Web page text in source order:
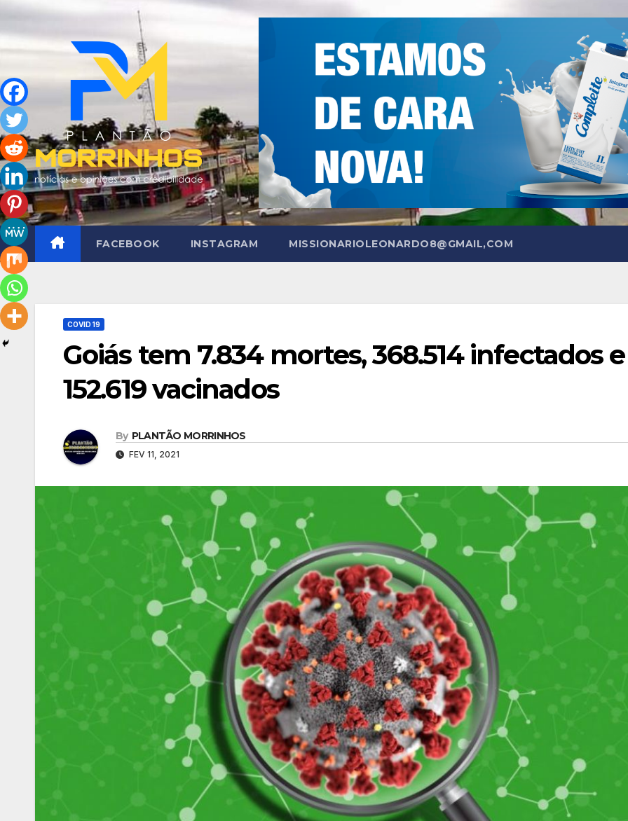
Skip
to
content
FACEBOOK INSTAGRAM MISSIONARIOLEONARDO8@GMAIL,COM
COVID 19
Goiás tem 7.834 mortes, 368.514 infectados e
152.619 vacinados
By PLANTÃO MORRINHOS
FEV 11, 2021